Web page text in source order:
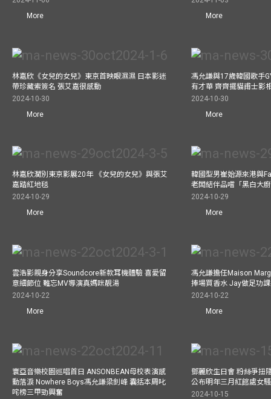
More
More
林嘉欣《女兒的女兒》東京首映眼濕濕 日本影迷
帶珍藏索簽名 張艾嘉很感動
2024-10-30
More
馮允謙與17歲韓國歌手
有才華 齊齊擺貓甫士影
2024-10-30
More
林嘉欣濶別東京影展20年 《女兒的女兒》與張艾
嘉踏紅地毯
2024-10-29
More
韓國型男崔始源來港與
老闆結伴品嚐「黑白大
2024-10-29
More
雲浩影親身分享Soundcore新款耳機體驗 喜愛留
意細節位 難忘MV導演真媽咪靚湯
2024-10-22
More
馮允謙擔任Maison
捧場買香水 Jay做足功
2024-10-22
More
寰亞音樂校園巡唱首日 ANSONBEAN母校表演感
動落淚 Nowhere Boys馮允謙梁釗峰 囊括本周叱
咤榜三甲勁興奮
鄧麗欣生日會 粉絲爭扭
公布明年三月紅館處女
2024-10-15